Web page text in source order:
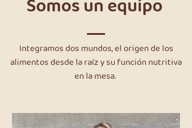
Somos un equipo
Integramos dos mundos, el origen de los
alimentos desde la raíz y su función nutritiva
en la mesa.